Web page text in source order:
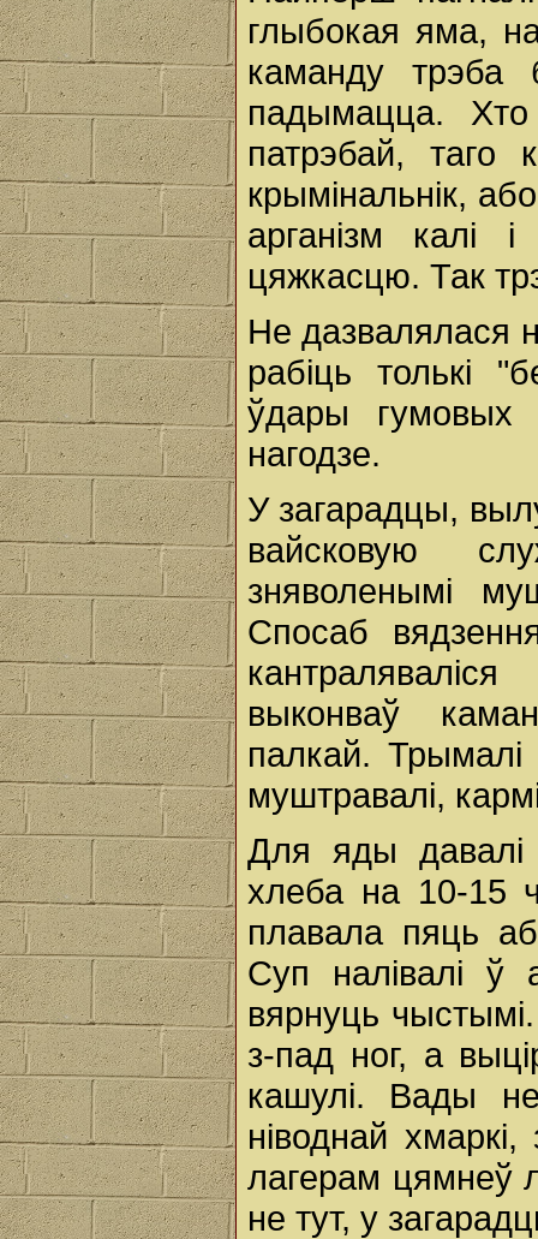
глыбокая яма,
каманду
падымацца. Хто
патрэбай, таго
крымінальнік,
арганізм калі
цяжкасцю. Так
Не дазвалялася
рабіць толькi
ўдары гумовых
нагодзе.
У загарадцы,
вайсковую
зняволенымі
Спосаб
выконваў
палкай.
муштравалі,
Для яды давалі
хлеба на 10-15
плавала пяць
Суп налівалі ў
вярнуць
з-пад ног, a
кашулі. Вады
ніводнай
лагерам цямнеў
не тут, у